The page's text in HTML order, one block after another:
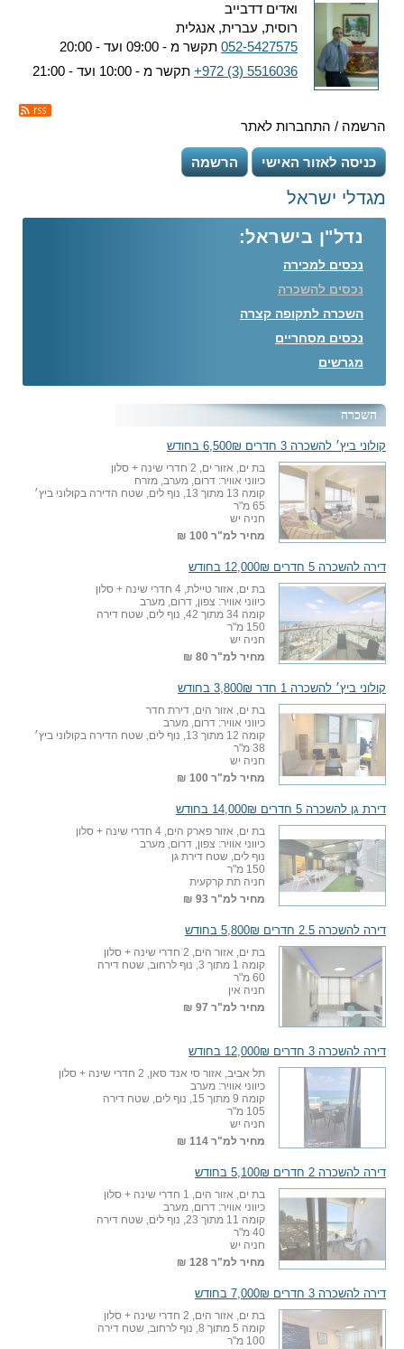
ואדים דדבייב
רוסית, עברית, אנגלית
052-5427575 תקשר מ - 09:00 ועד - 20:00
+972 (3) 5516036 תקשר מ - 10:00 ועד - 21:00
הרשמה / התחברות לאתר
כניסה לאזור האישי הרשמה
מגדלי ישראל
נדל"ן בישראל:
נכסים למכירה
נכסים להשכרה
השכרה לתקופה קצרה
נכסים מסחריים
מגרשים
השכרה
קולוני ביץ׳ להשכרה 3 חדרים 6,500₪ בחודש
בת ים, אזור ים, 2 חדרי שינה + סלון
כיווני אוויר: דרום, מערב, מזרח
קומה 13 מתוך 13, נוף לים, שטח הדירה בקולוני ביץ׳
65 מ"ר
חניה יש
מחיר למ"ר 100 ₪
דירה להשכרה 5 חדרים 12,000₪ בחודש
בת ים, אזור טיילת, 4 חדרי שינה + סלון
כיווני אוויר: צפון, דרום, מערב
קומה 34 מתוך 42, נוף לים, שטח דירה
150 מ"ר
חניה יש
מחיר למ"ר 80 ₪
קולוני ביץ׳ להשכרה 1 חדר 3,800₪ בחודש
בת ים, אזור הים, דירת חדר
כיווני אוויר: דרום, מערב
קומה 12 מתוך 13, נוף לים, שטח הדירה בקולוני ביץ׳
38 מ"ר
חניה יש
מחיר למ"ר 100 ₪
דירת גן להשכרה 5 חדרים 14,000₪ בחודש
בת ים, אזור פארק הים, 4 חדרי שינה + סלון
כיווני אוויר: צפון, דרום, מערב
נוף לים, שטח דירת גן
150 מ"ר
חניה תת קרקעית
מחיר למ"ר 93 ₪
דירה להשכרה 2.5 חדרים 5,800₪ בחודש
בת ים, אזור הים, 2 חדרי שינה + סלון
קומה 1 מתוך 3, נוף לרחוב, שטח דירה
60 מ"ר
חניה אין
מחיר למ"ר 97 ₪
דירה להשכרה 3 חדרים 12,000₪ בחודש
תל אביב, אזור סי אנד סאן, 2 חדרי שינה + סלון
כיווני אוויר: מערב
קומה 9 מתוך 15, נוף לים, שטח דירה
105 מ"ר
חניה יש
מחיר למ"ר 114 ₪
דירה להשכרה 2 חדרים 5,100₪ בחודש
בת ים, אזור הים, 1 חדרי שינה + סלון
כיווני אוויר: דרום, מערב
קומה 11 מתוך 23, נוף לים, שטח דירה
40 מ"ר
חניה יש
מחיר למ"ר 128 ₪
דירה להשכרה 3 חדרים 7,000₪ בחודש
בת ים, אזור הים, 2 חדרי שינה + סלון
קומה 5 מתוך 8, נוף לרחוב, שטח דירה
100 מ"ר